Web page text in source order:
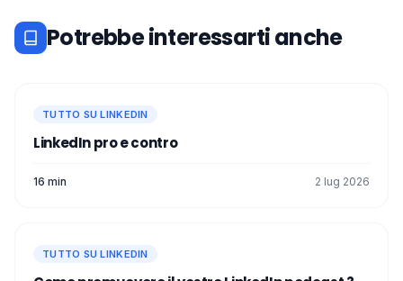
Potrebbe interessarti anche
TUTTO SU LINKEDIN
LinkedIn pro e contro
16 min 2 lug 2026
TUTTO SU LINKEDIN